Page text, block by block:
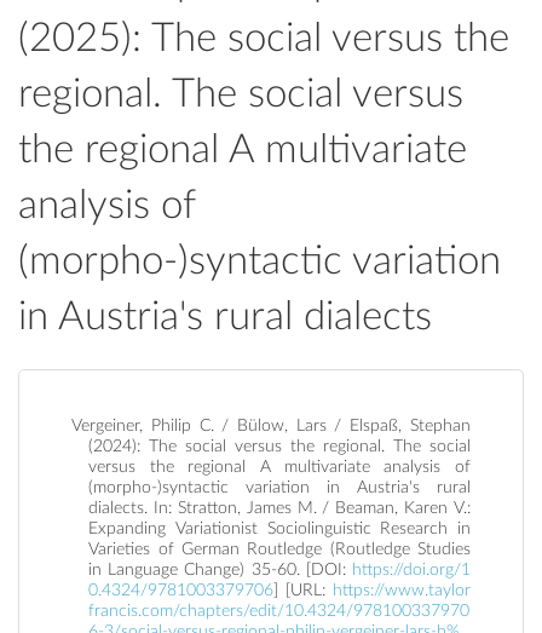
(2025): The social versus the
regional. The social versus
the regional A multivariate
analysis of
(morpho-)syntactic variation
in Austria's rural dialects
Vergeiner, Philip C. / Bülow, Lars / Elspaß, Stephan
(2024): The social versus the regional. The social
versus the regional A multivariate analysis of
(morpho-)syntactic variation in Austria's rural
dialects. In: Stratton, James M. / Beaman, Karen V.:
Expanding Variationist Sociolinguistic Research in
Varieties of German Routledge (Routledge Studies
in Language Change) 35-60. [DOI: https://doi.org/1
0.4324/9781003379706 ] [URL: https://www.taylor
francis.com/chapters/edit/10.4324/978100337970